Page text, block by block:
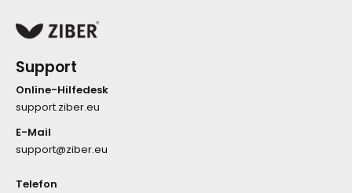
Support
Online-Hilfedesk
support.ziber.eu
E-Mail
support@ziber.eu
Telefon